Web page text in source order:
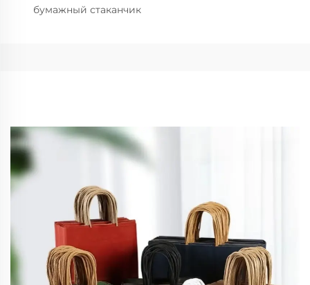
бумажный стаканчик